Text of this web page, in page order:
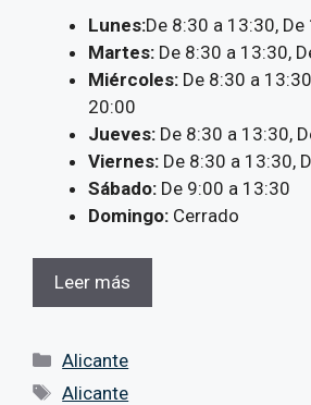
Lunes:De 8:30 a 13:30,
Martes: De 8:30 a 13:30,
Miércoles: De 8:30 a
20:00
Jueves: De 8:30 a 13:30,
Viernes: De 8:30 a 13:30,
Sábado: De 9:00 a 13:30
Domingo: Cerrado
Leer más
Categorías
Alicante
Etiquetas
Alicante